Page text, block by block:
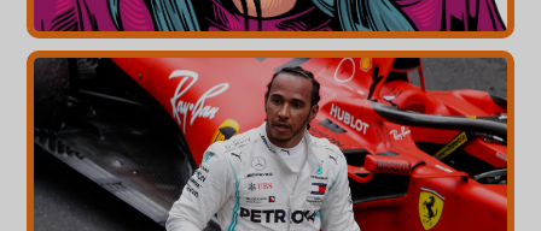
한국어
Norsk bokmål
Polski
Português
Slovenščina
Svenska